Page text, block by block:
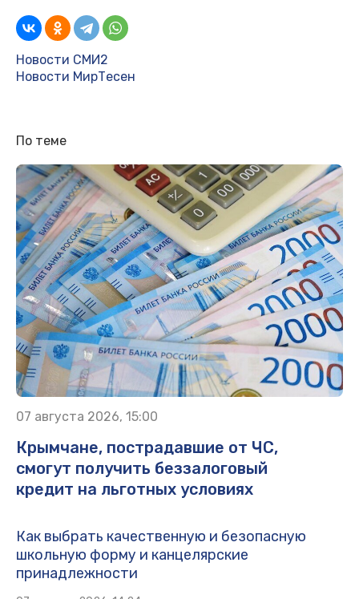
Новости СМИ2
Новости МирТесен
По теме
07 августа 2026, 15:00
Крымчане, пострадавшие от ЧС,
смогут получить беззалоговый
кредит на льготных условиях
Как выбрать качественную и безопасную
школьную форму и канцелярские
принадлежности